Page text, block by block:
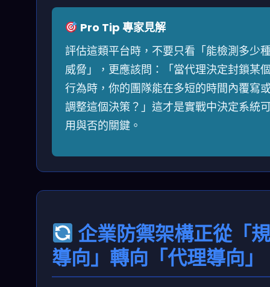
Pro Tip 專家見解
評估這類平台時，不要只看「能檢測多少
威脅」，更應該問：「當代理決定封鎖某
行為時，你的團隊能在多短的時間內覆寫
調整這個決策？」這才是實戰中決定系統
用與否的關鍵。
企業防禦架構正從「
導向」轉向「代理導向」